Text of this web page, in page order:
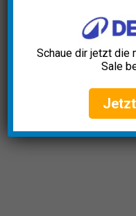
Schaue dir jetzt die
Sale